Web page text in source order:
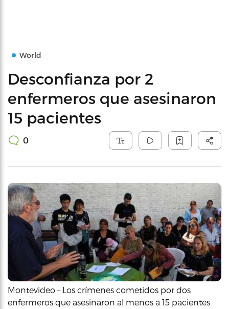
World
Desconfianza por 2
enfermeros que asesinaron
15 pacientes
0
Montevideo – Los crímenes cometidos por dos
enfermeros que asesinaron al menos a 15 pacientes